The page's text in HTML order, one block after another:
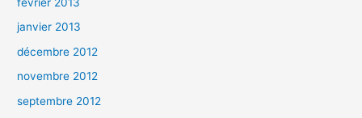
janvier 2013
décembre 2012
novembre 2012
septembre 2012